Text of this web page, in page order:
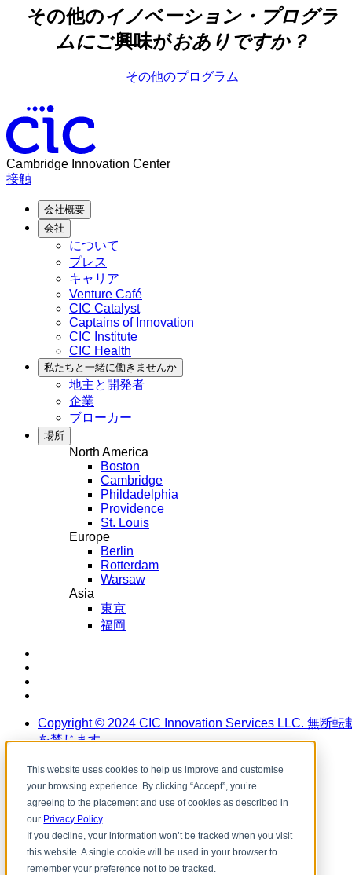
This website uses cookies to help us improve and customise
your browsing experience. By clicking “Accept”, you’re
agreeing to the placement and use of cookies as described in
our Privacy Policy.
If you decline, your information won’t be tracked when you visit
this website. A single cookie will be used in your browser to
remember your preference not to be tracked.
け
る
移
な
役
割
その他のイノベーション・プログラ
ムにご興味がおありですか？
その他のプログラム
Cambridge Innovation Center
接触
会社概要
会社
について
プレス
キャリア
Venture Café
CIC Catalyst
Captains of Innovation
CIC Institute
CIC Health
私たちと一緒に働きませんか
地主と開発者
企業
ブローカー
場所
North America
Boston
Cambridge
Phildadelphia
Providence
St. Louis
Europe
Berlin
Rotterdam
Warsaw
Asia
東京
福岡
Copyright ©️ 2024 CIC Innovation Services LLC. 無断転
を禁じます。